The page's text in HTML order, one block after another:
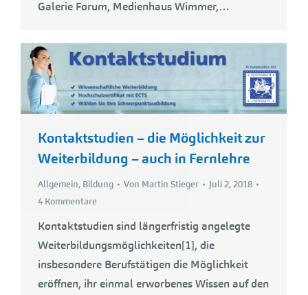
Galerie Forum, Medienhaus Wimmer,…
Kontaktstudien – die Möglichkeit zur
Weiterbildung – auch in Fernlehre
Allgemein, Bildung Von Martin Stieger
Juli 2, 2018
4 Kommentare
Kontaktstudien sind längerfristig angelegte
Weiterbildungsmöglichkeiten[1], die
insbesondere Berufstätigen die Möglichkeit
eröffnen, ihr einmal erworbenes Wissen auf den